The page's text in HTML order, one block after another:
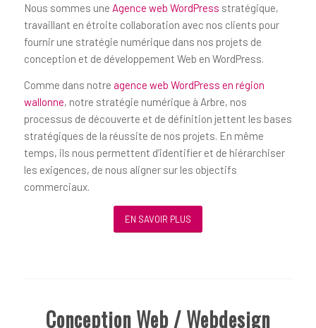
Nous sommes une Agence web WordPress stratégique,
travaillant en étroite collaboration avec nos clients pour
fournir une stratégie numérique dans nos projets de
conception et de développement Web en WordPress.
Comme dans notre agence web WordPress en région
wallonne, notre stratégie numérique à Arbre, nos
processus de découverte et de définition jettent les bases
stratégiques de la réussite de nos projets. En même
temps, ils nous permettent d’identifier et de hiérarchiser
les exigences, de nous aligner sur les objectifs
commerciaux.
EN SAVOIR PLUS
Conception Web / Webdesign